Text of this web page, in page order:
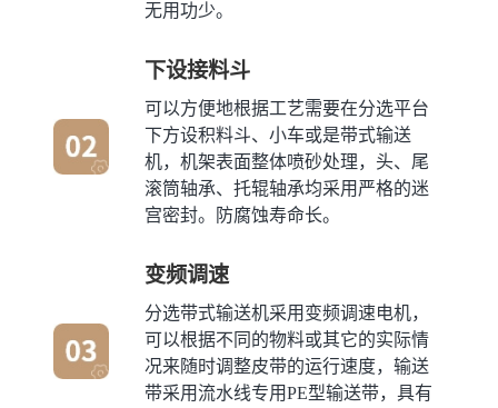
无用功少。
下设接料斗
可以方便地根据工艺需要在分选平台
下方设积料斗、小车或是带式输送
机，机架表面整体喷砂处理，头、尾
滚筒轴承、托辊轴承均采用严格的迷
宫密封。防腐蚀寿命长。
变频调速
分选带式输送机采用变频调速电机，
可以根据不同的物料或其它的实际情
况来随时调整皮带的运行速度，输送
带采用流水线专用PE型输送带，具有